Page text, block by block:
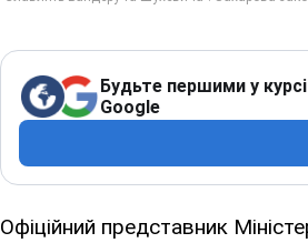
Будьте першими у
Google
Офіційний представник